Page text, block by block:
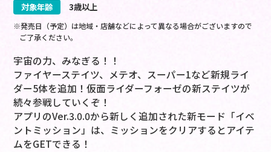
対象年齢
3歳以上
※発売日（予定）は地域・店舗などによって異なる場合がございますので
ご了承ください。
宇宙の力、みなぎる！！
ファイヤーステイツ、メテオ、スーパー1など新規ライ
ダー5体を追加！仮面ライダーフォーゼの新ステイツが
続々参戦していくぞ！
アプリのVer.3.0.0から新しく追加された新モード「イベ
ントミッション」は、ミッションをクリアするとアイテ
ムをGETできる！